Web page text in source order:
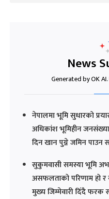
News
Generated by OK
नेपालमा भूमि सुधारको
अधिकांश भूमिहीन
दिन खान पुग्ने जमिन
सुकुमवासी समस्या भूमि
असफलताको परिणाम हो
मुख्य जिम्मेवारी दिँदै फरक